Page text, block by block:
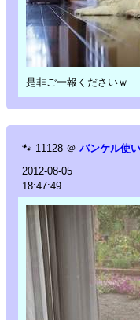
是非ご一報くださいｗ
🐾 11128 ＠ バンケル使い
2012-08-05
18:47:49